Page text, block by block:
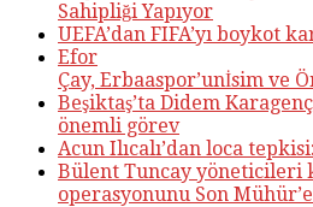
Sahipliği Yapıyor
UEFA’dan FIFA’yı boykot
Efor
Çay, Erbaaspor’unİsim ve
Beşiktaş’ta Didem
önemli görev
Acun Ilıcalı’dan loca tepkisi:
Bülent Tuncay yöneticileri
operasyonunu Son